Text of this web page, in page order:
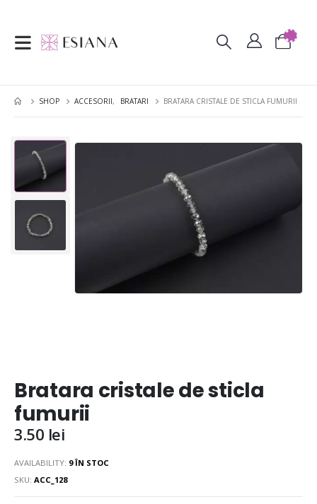
SHOP ACCESORII, BRATARI BRATARA CRISTALE DE STICLA FUMURII
Bratara cristale de sticla
fumurii
3.50 lei
AVAILABILITY: 9 ÎN STOC
SKU: ACC_128